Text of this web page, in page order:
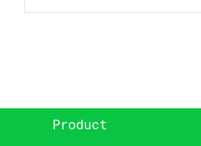
Product